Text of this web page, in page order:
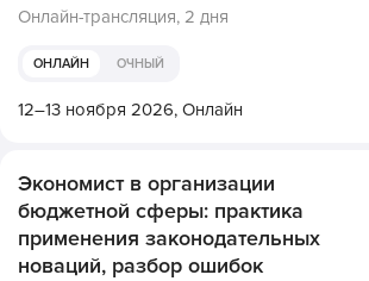
Онлайн-трансляция, 2 дня
ОНЛАЙН ОЧНЫЙ
12–13 ноября 2026, Онлайн
Экономист в организации
бюджетной сферы: практика
применения законодательных
новаций, разбор ошибок